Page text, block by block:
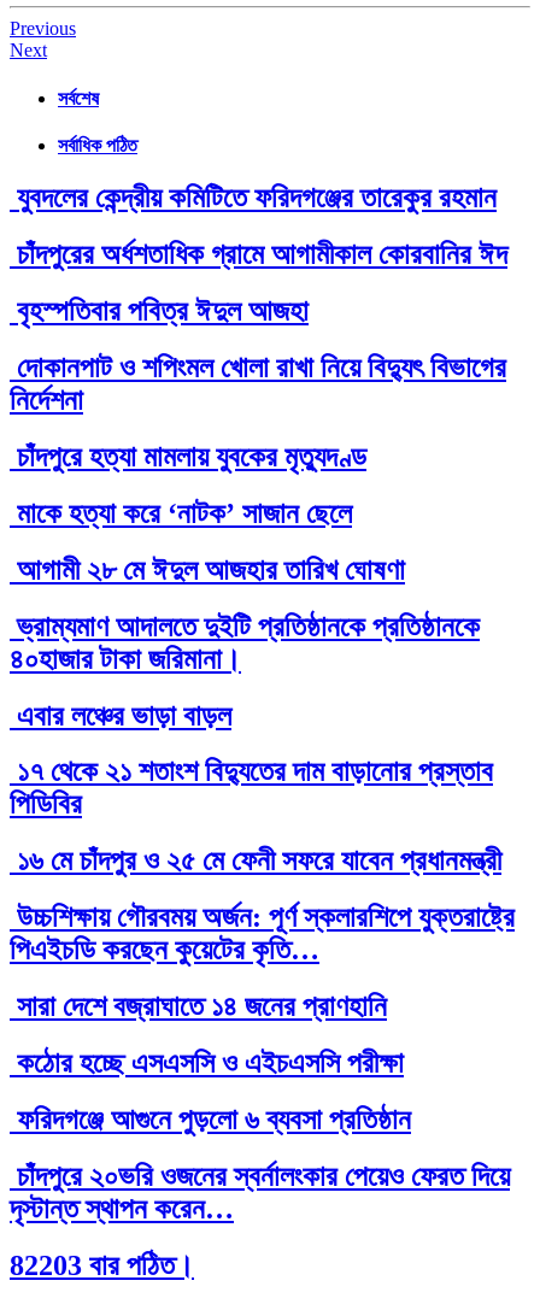
Post
navigation
Previous
Next
সর্বশেষ
সর্বাধিক পঠিত
যুবদলের কেন্দ্রীয় কমিটিতে ফরিদগঞ্জের তারেকুর রহমান
চাঁদপুরের অর্ধশতাধিক গ্রামে আগামীকাল কোরবানির ঈদ
বৃহস্পতিবার পবিত্র ঈদুল আজহা
দোকানপাট ও শপিংমল খোলা রাখা নিয়ে বিদ্যুৎ বিভাগের
নির্দেশনা
চাঁদপুরে হত্যা মামলায় যুবকের মৃত্যুদণ্ড
মাকে হত্যা করে ‘নাটক’ সাজান ছেলে
আগামী ২৮ মে ঈদুল আজহার তারিখ ঘোষণা
ভ্রাম্যমাণ আদালতে দুইটি প্রতিষ্ঠানকে প্রতিষ্ঠানকে
৪০হাজার টাকা জরিমানা।
এবার লঞ্চের ভাড়া বাড়ল
১৭ থেকে ২১ শতাংশ বিদ্যুতের দাম বাড়ানোর প্রস্তাব
পিডিবির
১৬ মে চাঁদপুর ও ২৫ মে ফেনী সফরে যাবেন প্রধানমন্ত্রী
উচ্চশিক্ষায় গৌরবময় অর্জন: পূর্ণ স্কলারশিপে যুক্তরাষ্ট্রে
পিএইচডি করছেন কুয়েটের কৃতি…
সারা দেশে বজ্রাঘাতে ১৪ জনের প্রাণহানি
কঠোর হচ্ছে এসএসসি ও এইচএসসি পরীক্ষা
ফরিদগঞ্জে আগুনে পুড়লো ৬ ব্যবসা প্রতিষ্ঠান
চাঁদপুরে ২০ভরি ওজনের স্বর্নালংকার পেয়েও ফেরত দিয়ে
দৃস্টান্ত স্থাপন করেন…
82203 বার পঠিত।